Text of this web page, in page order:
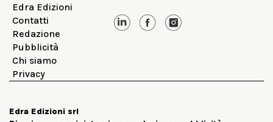
Edra Edizioni
Contatti
Redazione
Pubblicità
Chi siamo
Privacy
Edra Edizioni srl